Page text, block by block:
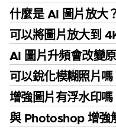
什麼是 AI 圖片放大
可以將圖片放大到
AI 圖片升頻會改變
可以銳化模糊照片嗎
增強圖片有浮水印嗎
與 Photoshop 增強